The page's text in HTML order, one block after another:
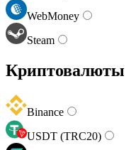
WebMoney
Steam
Криптовалюты
Binance
USDT (TRC20)